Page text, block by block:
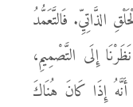
الذَّاتِيِّ. فَالتَّعَمُّدُ
إِلَى التَّصْمِيمِ،
إِذَا كَانَ هُنَاكَ